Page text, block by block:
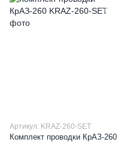
Артикул: KRAZ-260-SET
Комплект проводки КрАЗ-260